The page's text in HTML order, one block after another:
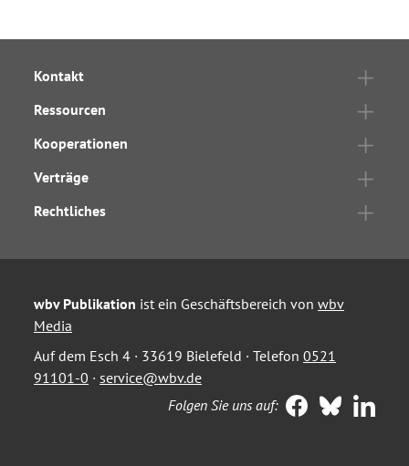
Kontakt
Ressourcen
Kooperationen
Verträge
Rechtliches
wbv Publikation ist ein Geschäftsbereich von wbv
Media
Auf dem Esch 4 · 33619 Bielefeld · Telefon 0521
91101-0 · service@wbv.de
Folgen Sie uns auf: